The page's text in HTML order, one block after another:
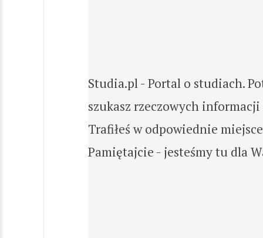
Studia.pl - Portal o studiach.
szukasz rzeczowych
Trafiłeś w odpowiednie
Pamiętajcie - jesteśmy tu dla